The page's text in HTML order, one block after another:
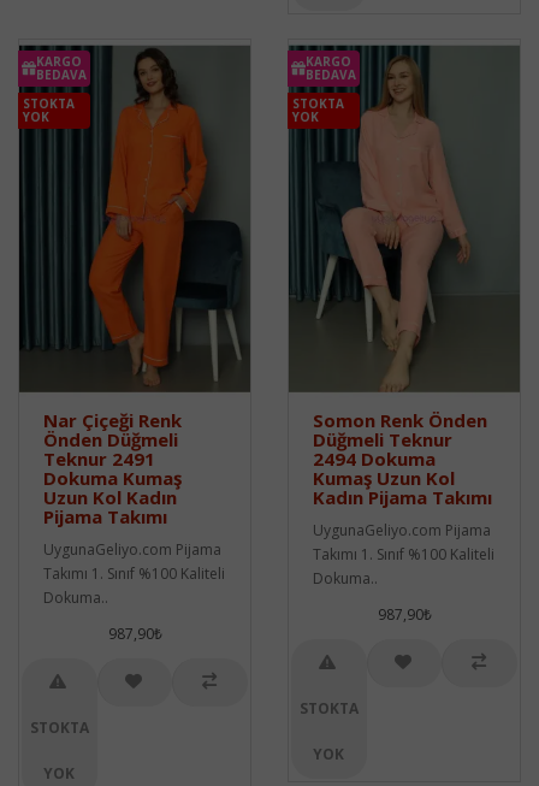
KARGO
BEDAVA
STOKTA
YOK
Nar Çiçeği Renk
Önden Düğmeli
Teknur 2491
Dokuma Kumaş
Uzun Kol Kadın
Pijama Takımı
UygunaGeliyo.com Pijama
Takımı 1. Sınıf %100 Kaliteli
Dokuma..
987,90₺
STOKTA
YOK
KARGO
BEDAVA
STOKTA
YOK
Somon Renk Önden
Düğmeli Teknur
2494 Dokuma
Kumaş Uzun Kol
Kadın Pijama Takımı
UygunaGeliyo.com Pijama
Takımı 1. Sınıf %100 Kaliteli
Dokuma..
987,90₺
STOKTA
YOK